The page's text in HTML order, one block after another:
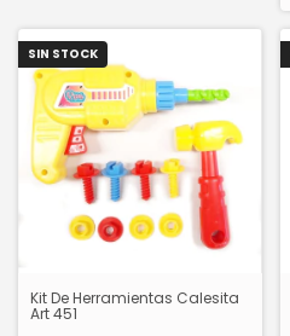
SIN STOCK
Kit De Herramientas Calesita
Art 451